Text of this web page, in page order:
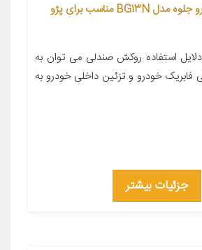
روکش صندلی خودرو جلوه مدل BG13N مناسب برای پژو
استفاده روکش صندلی می توان به
خودرو و تزئین داخلی خودرو به
جزئیات بیشتر